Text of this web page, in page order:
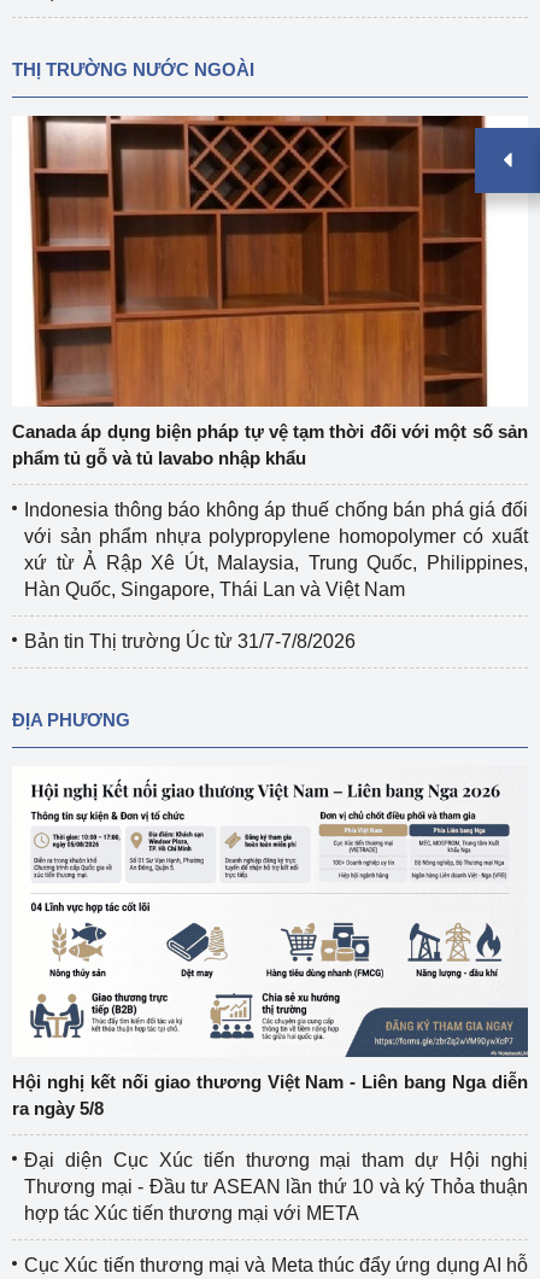
THỊ TRƯỜNG NƯỚC NGOÀI
Canada áp dụng biện pháp tự vệ tạm thời đối với một số sản
phẩm tủ gỗ và tủ lavabo nhập khẩu
Indonesia thông báo không áp thuế chống bán phá giá đối
với sản phẩm nhựa polypropylene homopolymer có xuất
xứ từ Ả Rập Xê Út, Malaysia, Trung Quốc, Philippines,
Hàn Quốc, Singapore, Thái Lan và Việt Nam
Bản tin Thị trường Úc từ 31/7-7/8/2026
ĐỊA PHƯƠNG
Hội nghị kết nối giao thương Việt Nam - Liên bang Nga diễn
ra ngày 5/8
Đại diện Cục Xúc tiến thương mại tham dự Hội nghị
Thương mại - Đầu tư ASEAN lần thứ 10 và ký Thỏa thuận
hợp tác Xúc tiến thương mại với META
Cục Xúc tiến thương mại và Meta thúc đẩy ứng dụng AI hỗ